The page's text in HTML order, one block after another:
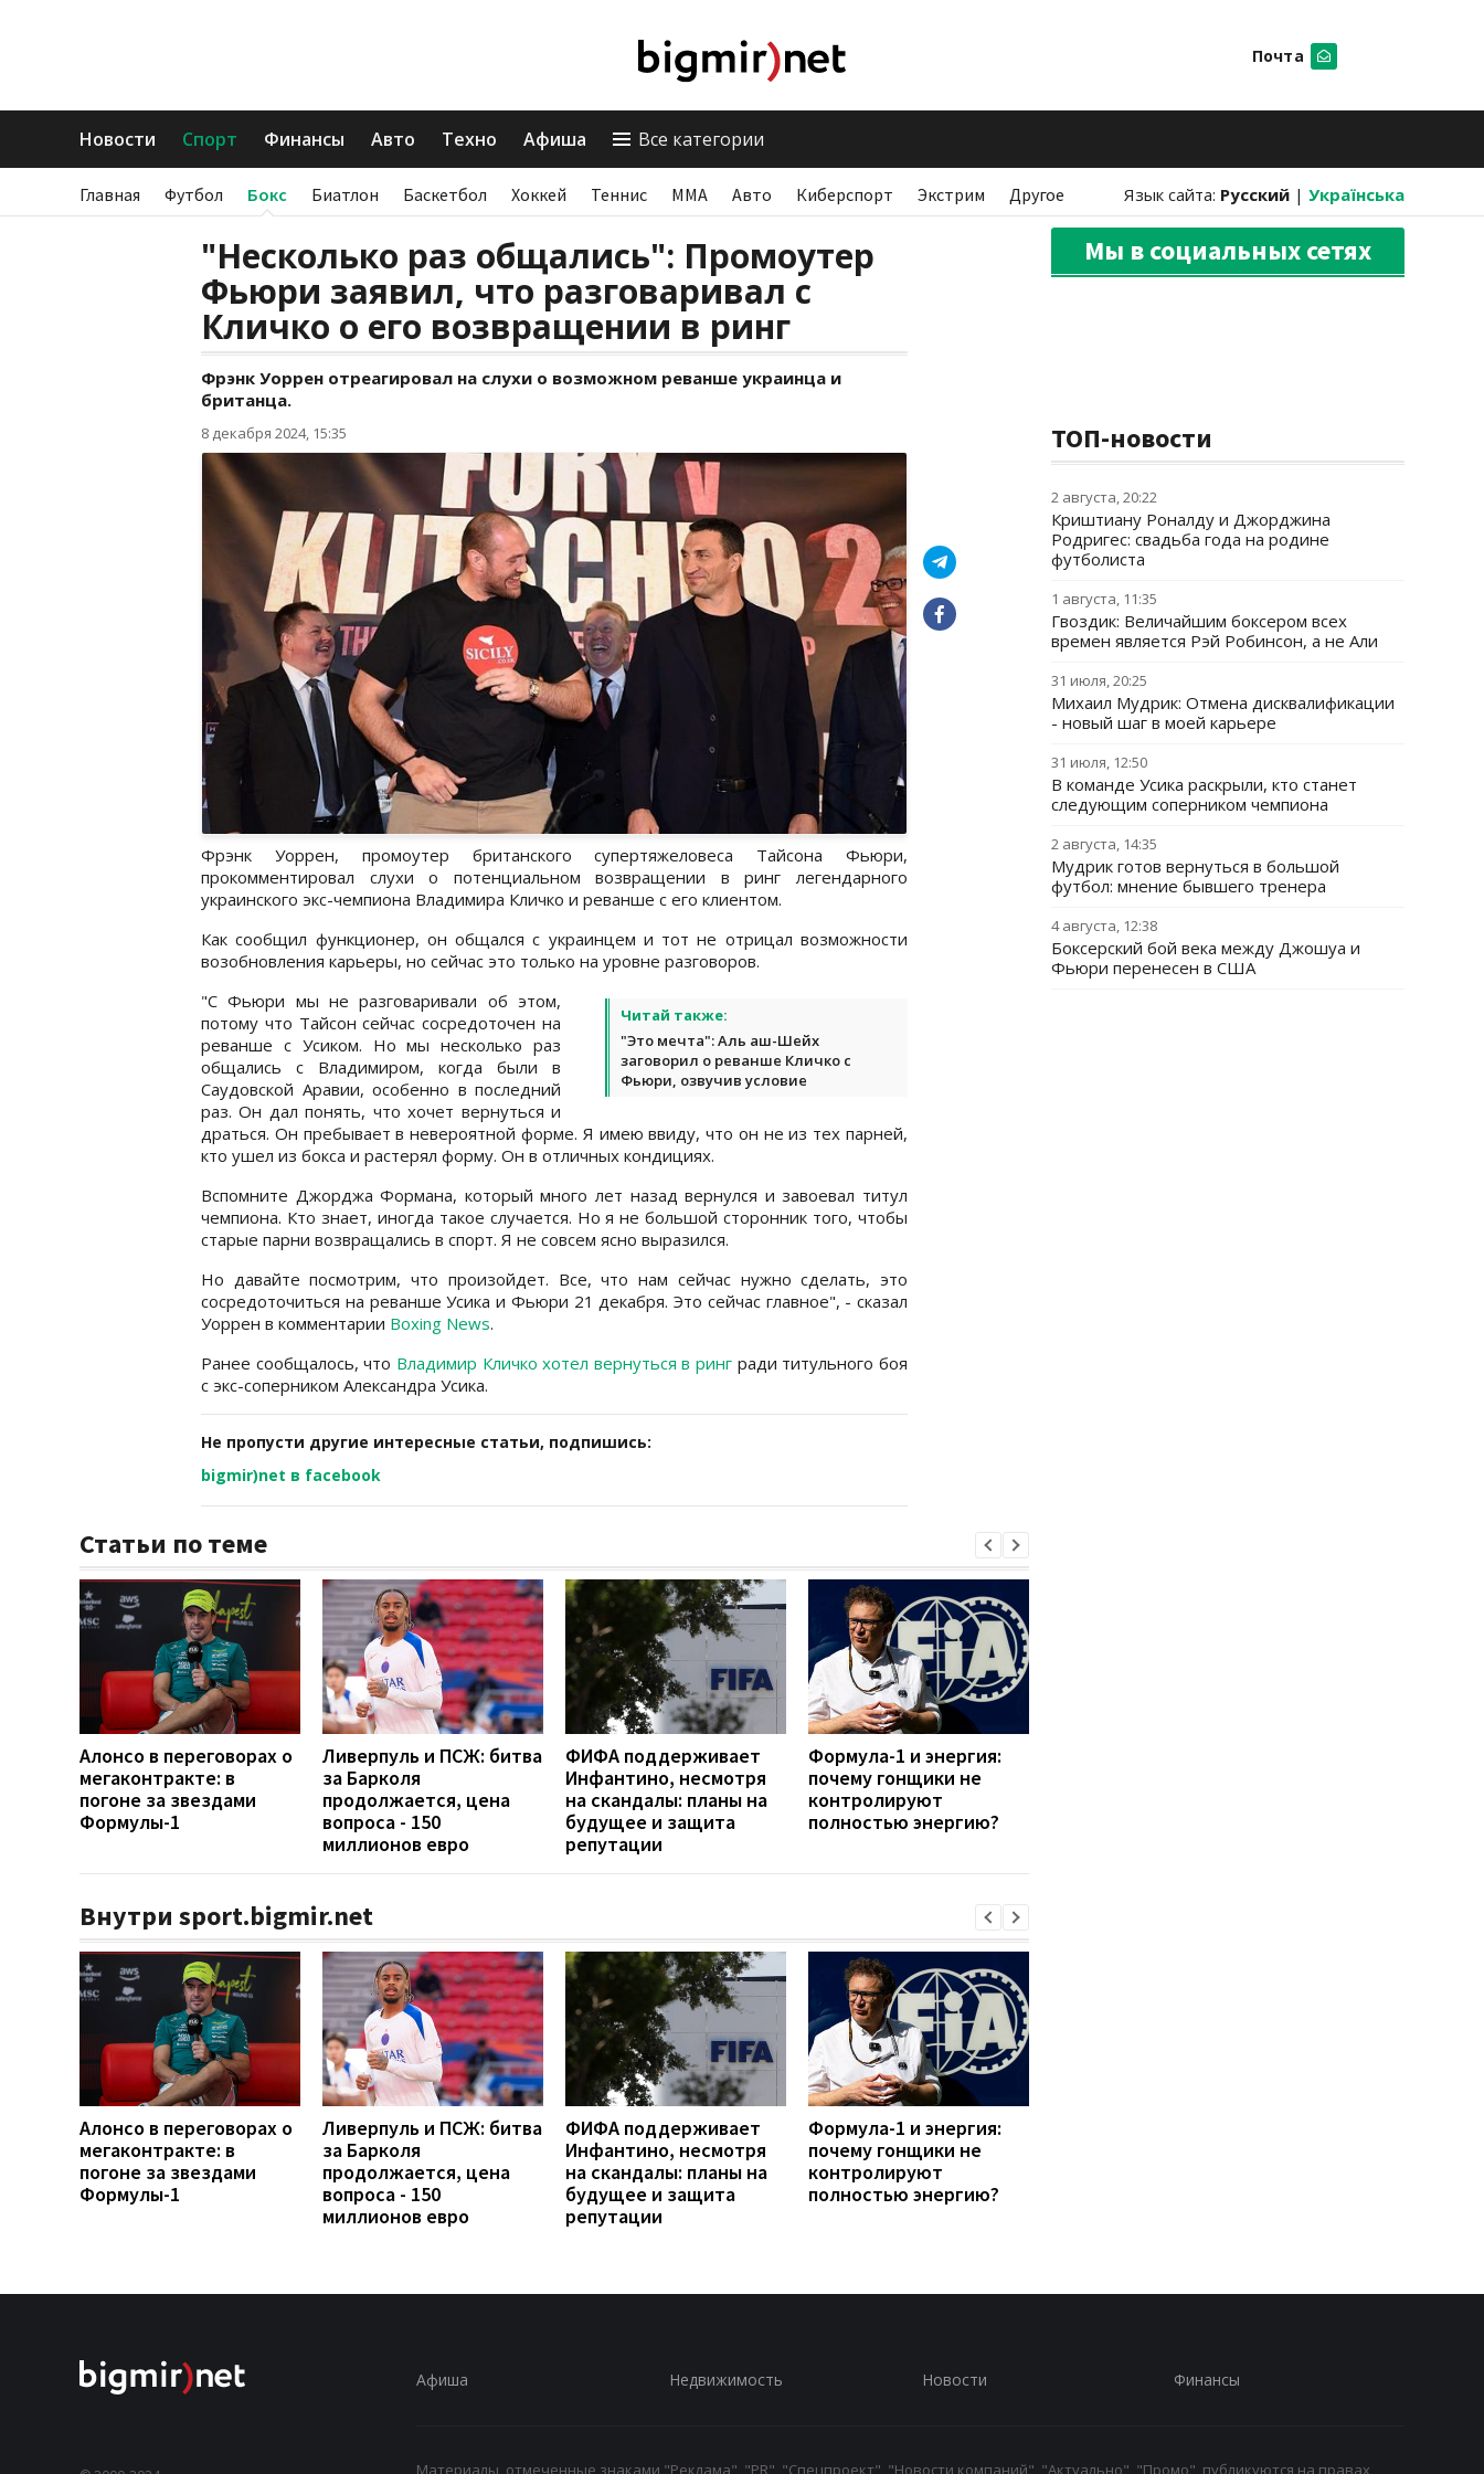
Почта
Новости Спорт Финансы Авто Техно Афиша Все категории
Главная Футбол Бокс Биатлон Баскетбол Хоккей Теннис ММА Авто Киберспорт Экстрим Другое Язык сайта: Русский | Українська
"Несколько раз общались": Промоутер
Фьюри заявил, что разговаривал с
Кличко о его возвращении в ринг
Фрэнк Уоррен отреагировал на слухи о возможном реванше украинца и
британца.
8 декабря 2024, 15:35
Фрэнк Уоррен, промоутер британского супертяжеловеса Тайсона Фьюри,
прокомментировал слухи о потенциальном возвращении в ринг легендарного
украинского экс-чемпиона Владимира Кличко и реванше с его клиентом.
Как сообщил функционер, он общался с украинцем и тот не отрицал возможности
возобновления карьеры, но сейчас это только на уровне разговоров.
Читай также:
"Это мечта": Аль аш-Шейх
заговорил о реванше Кличко с
Фьюри, озвучив условие
"С Фьюри мы не разговаривали об этом,
потому что Тайсон сейчас сосредоточен на
реванше с Усиком. Но мы несколько раз
общались с Владимиром, когда были в
Саудовской Аравии, особенно в последний
раз. Он дал понять, что хочет вернуться и
драться. Он пребывает в невероятной форме. Я имею ввиду, что он не из тех парней,
кто ушел из бокса и растерял форму. Он в отличных кондициях.
Вспомните Джорджа Формана, который много лет назад вернулся и завоевал титул
чемпиона. Кто знает, иногда такое случается. Но я не большой сторонник того, чтобы
старые парни возвращались в спорт. Я не совсем ясно выразился.
Но давайте посмотрим, что произойдет. Все, что нам сейчас нужно сделать, это
сосредоточиться на реванше Усика и Фьюри 21 декабря. Это сейчас главное", - сказал
Уоррен в комментарии Boxing News.
Ранее сообщалось, что Владимир Кличко хотел вернуться в ринг ради титульного боя
с экс-соперником Александра Усика.
Не пропусти другие интересные статьи, подпишись:
bigmir)net в facebook
Статьи по теме
Алонсо в переговорах о
мегаконтракте: в
погоне за звездами
Формулы-1
Ливерпуль и ПСЖ: битва
за Барколя
продолжается, цена
вопроса - 150
миллионов евро
ФИФА поддерживает
Инфантино, несмотря
на скандалы: планы на
будущее и защита
репутации
Формула-1 и энергия:
почему гонщики не
контролируют
полностью энергию?
Внутри sport.bigmir.net
Алонсо в переговорах о
мегаконтракте: в
погоне за звездами
Формулы-1
Ливерпуль и ПСЖ: битва
за Барколя
продолжается, цена
вопроса - 150
миллионов евро
ФИФА поддерживает
Инфантино, несмотря
на скандалы: планы на
будущее и защита
репутации
Формула-1 и энергия:
почему гонщики не
контролируют
полностью энергию?
Мы в социальных сетях
ТОП-новости
2 августа, 20:22
Криштиану Роналду и Джорджина
Родригес: свадьба года на родине
футболиста
1 августа, 11:35
Гвоздик: Величайшим боксером всех
времен является Рэй Робинсон, а не Али
31 июля, 20:25
Михаил Мудрик: Отмена дисквалификации
- новый шаг в моей карьере
31 июля, 12:50
В команде Усика раскрыли, кто станет
следующим соперником чемпиона
2 августа, 14:35
Мудрик готов вернуться в большой
футбол: мнение бывшего тренера
4 августа, 12:38
Боксерский бой века между Джошуа и
Фьюри перенесен в США
Афиша Недвижимость Новости Финансы
Материалы, отмеченные знаками "Реклама", "PR", "Спецпроект", "Новости компаний", "Актуально", "Промо", публикуются на правах